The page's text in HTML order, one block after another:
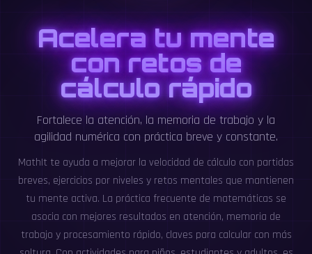
Acelera tu mente
con retos de
cálculo rápido
Fortalece la atención, la memoria de trabajo y la
agilidad numérica con práctica breve y constante.
MathIt te ayuda a mejorar la velocidad de cálculo con partidas
breves, ejercicios por niveles y retos mentales que mantienen
tu mente activa. La práctica frecuente de matemáticas se
asocia con mejores resultados en atención, memoria de
trabajo y procesamiento rápido, claves para calcular con más